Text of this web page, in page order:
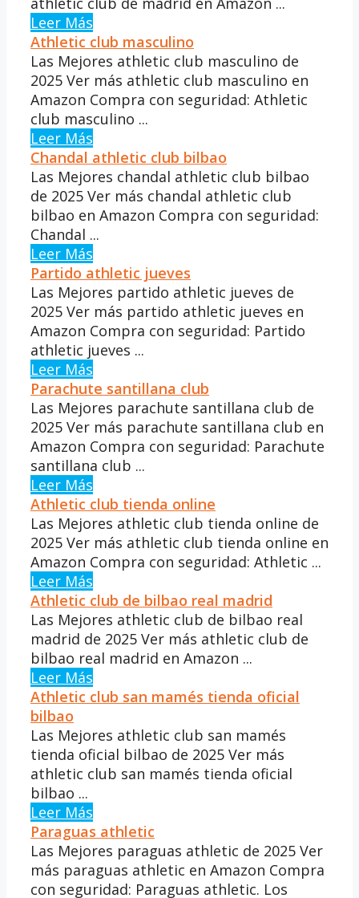
Leer Más
Athletic club masculino
Las Mejores athletic club masculino de
2025 Ver más athletic club masculino en
Amazon Compra con seguridad: Athletic
club masculino ...
Leer Más
Chandal athletic club bilbao
Las Mejores chandal athletic club bilbao
de 2025 Ver más chandal athletic club
bilbao en Amazon Compra con seguridad:
Chandal ...
Leer Más
Partido athletic jueves
Las Mejores partido athletic jueves de
2025 Ver más partido athletic jueves en
Amazon Compra con seguridad: Partido
athletic jueves ...
Leer Más
Parachute santillana club
Las Mejores parachute santillana club de
2025 Ver más parachute santillana club en
Amazon Compra con seguridad: Parachute
santillana club ...
Leer Más
Athletic club tienda online
Las Mejores athletic club tienda online de
2025 Ver más athletic club tienda online en
Amazon Compra con seguridad: Athletic ...
Leer Más
Athletic club de bilbao real madrid
Las Mejores athletic club de bilbao real
madrid de 2025 Ver más athletic club de
bilbao real madrid en Amazon ...
Leer Más
Athletic club san mamés tienda oficial
bilbao
Las Mejores athletic club san mamés
tienda oficial bilbao de 2025 Ver más
athletic club san mamés tienda oficial
bilbao ...
Leer Más
Paraguas athletic
Las Mejores paraguas athletic de 2025 Ver
más paraguas athletic en Amazon Compra
con seguridad: Paraguas athletic. Los